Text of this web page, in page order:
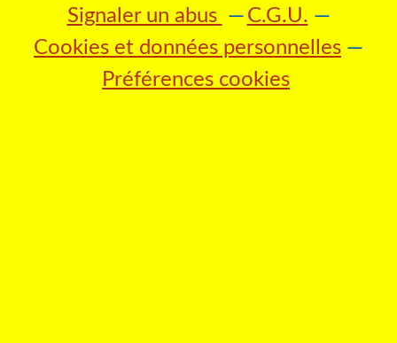
Signaler un abus
C.G.U.
Cookies et données personnelles
Préférences cookies